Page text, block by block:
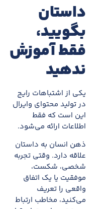
داستان
بگویید،
فقط آموزش
ندهید
یکی از اشتباهات رایج
در تولید محتوای وایرال
این است که فقط
اطلاعات ارائه می‌شود.
ذهن انسان به داستان
علاقه دارد. وقتی تجربه
شخصی، شکست،
موفقیت یا یک اتفاق
واقعی را تعریف
می‌کنید، مخاطب ارتباط